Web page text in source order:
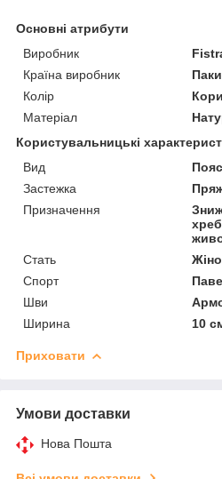
Основні атрибути
Виробник
Країна виробник
Колір
Матеріал
Користувальницькі
Вид
Застежка
Призначення
Стать
Спорт
Шви
Ширина
10
Приховати
Умови доставки
Нова Пошта